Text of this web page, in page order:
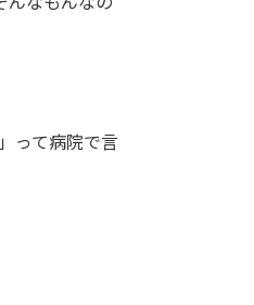
って病院で言